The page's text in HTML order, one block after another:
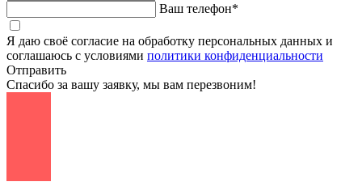
Ваш телефон*
Я даю своё согласие на обработку персональных данных и
соглашаюсь с условиями политики конфиденциальности
Отправить
Спасибо за вашу заявку, мы вам перезвоним!